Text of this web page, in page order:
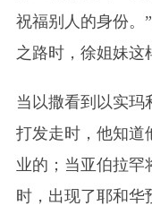
祝福别人的身份。
之路时，徐姐妹这
当以撒看到以实玛
打发走时，他知道
业的；当亚伯拉罕
时，出现了耶和华